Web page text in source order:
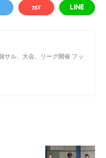
サル、大会、リーグ開催 フッ